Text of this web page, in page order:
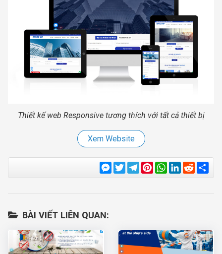
Thiết kế web Responsive tương thích với tất cả thiết bị
Xem Website
Messenger
TwitterTelegram
Pinterest
WhatsApp
LinkedIn
Reddit
BÀI VIẾT LIÊN QUAN: